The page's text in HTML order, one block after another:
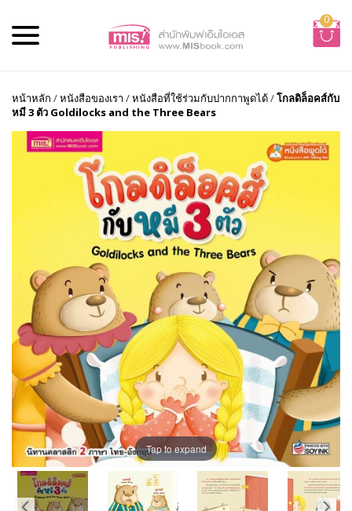
0
หน้าหลัก /หนังสือของเรา /หนังสือที่ใช้ร่วมกับปากกาพูดได้/โกลดิล็อคส์กับ
หมี 3 ตัว Goldilocks and the Three Bears
Tap to expand